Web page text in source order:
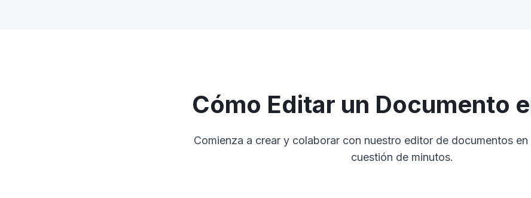
Cómo Editar un Documento
Comienza a crear y colaborar con nuestro editor de documentos
cuestión de minutos.